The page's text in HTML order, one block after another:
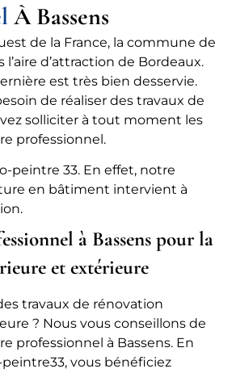
À Bassens
de la France, la commune de
l’aire d’attraction de Bordeaux.
est très bien desservie.
de réaliser des travaux de
solliciter à tout moment les
professionnel.
peintre 33. En effet, notre
en bâtiment intervient à
à Bassens pour la
et extérieure
travaux de rénovation
? Nous vous conseillons de
professionnel à Bassens. En
vous bénéficiez